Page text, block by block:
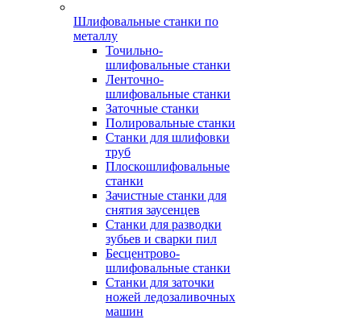
Шлифовальные станки по
металлу
Точильно-
шлифовальные станки
Ленточно-
шлифовальные станки
Заточные станки
Полировальные станки
Станки для шлифовки
труб
Плоскошлифовальные
станки
Зачистные станки для
снятия заусенцев
Станки для разводки
зубьев и сварки пил
Бесцентрово-
шлифовальные станки
Станки для заточки
ножей ледозаливочных
машин